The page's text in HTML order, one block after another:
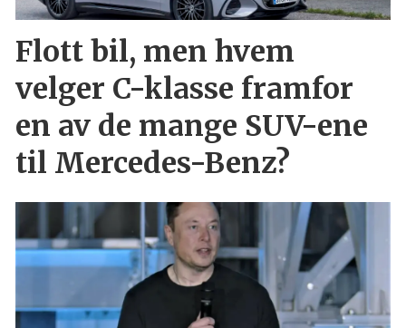
Flott bil, men hvem
velger C-klasse framfor
en av de mange SUV-ene
til Mercedes-Benz?